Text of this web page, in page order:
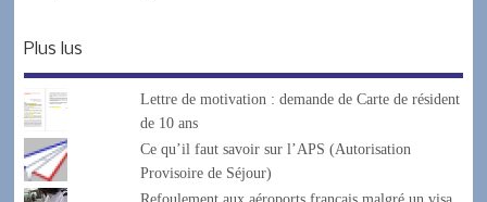
Plus lus
Lettre de motivation : demande de Carte de résident
de 10 ans
Ce qu’il faut savoir sur l’APS (Autorisation
Provisoire de Séjour)